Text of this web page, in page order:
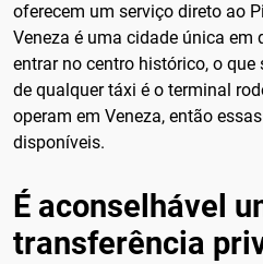
oferecem um serviço direto ao
Veneza é uma cidade única em
entrar no centro histórico, o
de qualquer táxi é o terminal
operam em Veneza, então
disponíveis.
É aconselhável
transferência